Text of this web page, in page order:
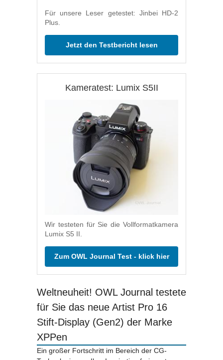
Für unsere Leser getestet: Jinbei HD-2
Plus.
Jetzt den Testbericht lesen
Kameratest: Lumix S5II
Wir testeten für Sie die Vollformatkamera
Lumix S5 II.
Zum OWL Journal Test - klick hier
Weltneuheit! OWL Journal testete
für Sie das neue Artist Pro 16
Stift-Display (Gen2) der Marke
XPPen
Ein großer Fortschritt im Bereich der CG-